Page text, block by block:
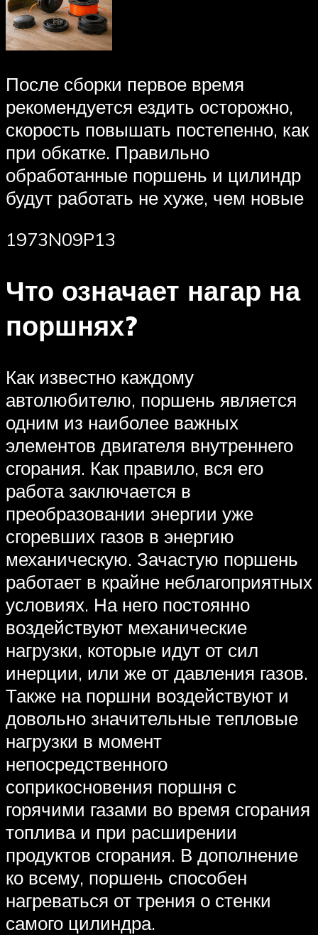
После сборки первое время
рекомендуется ездить осторожно,
скорость повышать постепенно, как
при обкатке. Правильно
обработанные поршень и цилиндр
будут работать не хуже, чем новые
1973N09P13
Что означает нагар на
поршнях?
Как известно каждому
автолюбителю, поршень является
одним из наиболее важных
элементов двигателя внутреннего
сгорания. Как правило, вся его
работа заключается в
преобразовании энергии уже
сгоревших газов в энергию
механическую. Зачастую поршень
работает в крайне неблагоприятных
условиях. На него постоянно
воздействуют механические
нагрузки, которые идут от сил
инерции, или же от давления газов.
Также на поршни воздействуют и
довольно значительные тепловые
нагрузки в момент
непосредственного
соприкосновения поршня с
горячими газами во время сгорания
топлива и при расширении
продуктов сгорания. В дополнение
ко всему, поршень способен
нагреваться от трения о стенки
самого цилиндра.